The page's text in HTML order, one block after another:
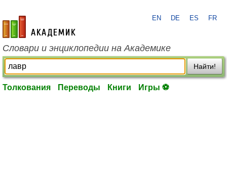
academic.ru
EN DE ES FR
Словари и энциклопедии на Академике
Найти!
Толкования Переводы Книги Игры ⚽